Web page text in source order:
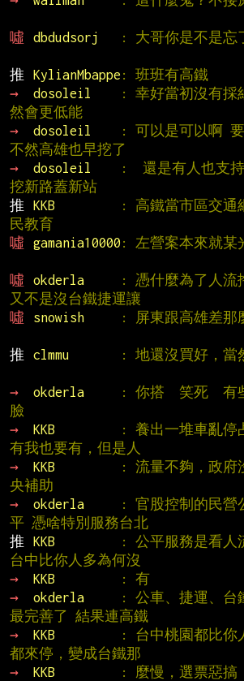
噓
dbdudsorj
: 大哥你是不是忘
推
KylianMbappe : 班班有高鐵
→
dosoleil
: 幸好當初沒有採
然會更低能
→
dosoleil
: 可以是可以啊
不然高雄也早挖了
→
dosoleil
:  還是有人也支
挖新路蓋新站
推
KKB
: 高鐵當市區交通
民教育
噓
gamania10000 : 左營案本來就某
噓
okderla
: 憑什麼為了人流
又不是沒台鐵捷運讓
噓
snowish
: 屏東跟高雄差那
推
clmmu
: 地還沒買好，當
→
okderla
: 你搭  笑死  有
臉
→
KKB
: 養出一堆車亂停
有我也要有，但是人
→
KKB
: 流量不夠，政府
央補助
→
okderla
: 官股控制的民營
平 憑啥特別服務台北
推
KKB
: 公平服務是看人
台中比你人多為何沒
→
KKB : 有
→
okderla
: 公車、捷運、台
最完善了 結果連高鐵
→
KKB
: 台中桃園都比你
都來停，變成台鐵那
→
KKB : 麼慢，選票惡搞